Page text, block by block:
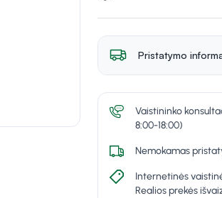
Pristatymo
Vaistininko
8:00-18:00)
Nemokamas
Internetinės
Realios prekės